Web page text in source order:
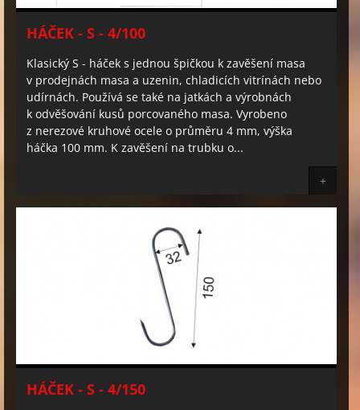
HÁČEK - S - 4/100
Klasický S - háček s jednou špičkou k zavěšení masa
v prodejnách masa a uzenin, chladicích vitrínách nebo
udírnách. Používá se také na jatkách a výrobnách
k odvěšování kusů porcovaného masa. Vyrobeno
z nerezové kruhové ocele o průměru 4 mm, výška
háčka 100 mm. K zavěšení na trubku o...
+
HÁČEK - S - 4/150